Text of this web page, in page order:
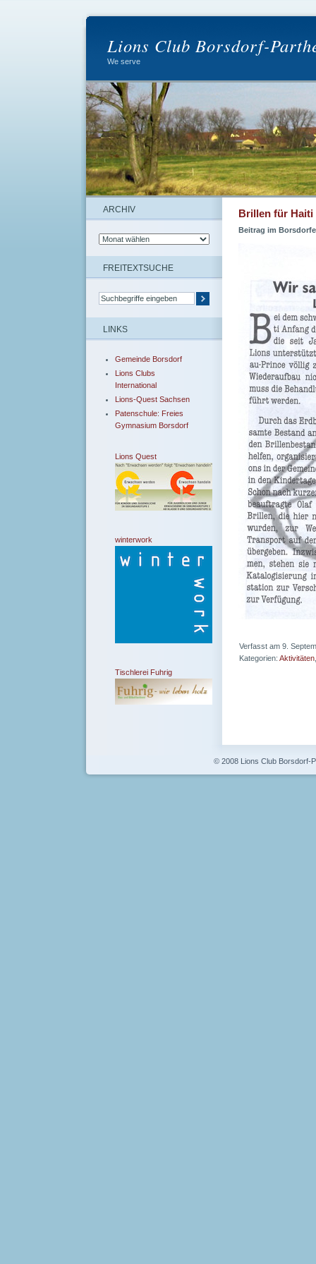
Lions Club Borsdorf-
We serve
ARCHIV
FREITEXTSUCHE
LINKS
Gemeinde Borsdorf
Lions Clubs
International
Lions-Quest Sachsen
Patenschule: Freies
Gymnasium Borsdorf
Lions Quest
winterwork
Tischlerei Fuhrig
Brillen für Haiti
Beitrag im
Verfasst am 9.
Kategorien: Aktivitäten
© 2008 Lions Club Borsdorf-